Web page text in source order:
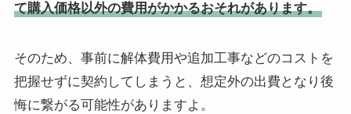
て購入価格以外の費用がかかるおそれがあります。
そのため、事前に解体費用や追加工事などのコストを
把握せずに契約してしまうと、想定外の出費となり後
悔に繋がる可能性がありますよ。